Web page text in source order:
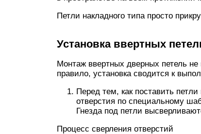
Петли накладного типа просто
Установка ввертных
Монтаж ввертных дверных петель
правило, установка сводится к
Перед тем, как поставить
отверстия по специальному
Гнезда под петли
Процесс сверления отверстий